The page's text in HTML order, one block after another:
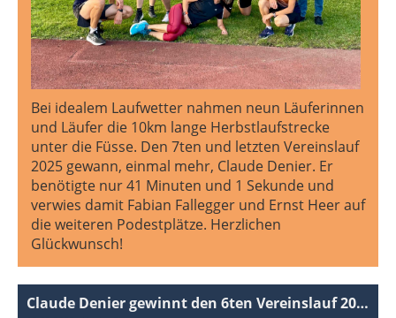
Bei idealem Laufwetter nahmen neun Läuferinnen
und Läufer die 10km lange Herbstlaufstrecke
unter die Füsse. Den 7ten und letzten Vereinslauf
2025 gewann, einmal mehr, Claude Denier. Er
benötigte nur 41 Minuten und 1 Sekunde und
verwies damit Fabian Fallegger und Ernst Heer auf
die weiteren Podestplätze. Herzlichen
Glückwunsch!
Claude Denier gewinnt den 6ten Vereinslauf 2025